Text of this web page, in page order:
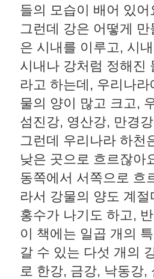
들의 모습이 배어 있
그런데 강은 어떻게
은 시내를 이루고, 시
시내나 강처럼 정해진
라고 하는데, 우리나
물의 양이 많고 크고,
섬진강, 영산강, 만경
그런데 우리나라 하천
낮은 곳으로 흐르잖아
동쪽에서 서쪽으로 흐
라서 강물의 양도 계
홍수가 나기도 하고,
이 책에는 일곱 개의
갈 수 있는 다섯 개의
로 한강, 금강, 낙동강